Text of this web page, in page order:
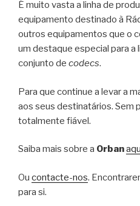
É muito vasta a linha de
equipamento destinado à
outros equipamentos que o
um destaque especial para a
conjunto de codecs.
Para que continue a levar a
aos seus destinatários. Sem
totalmente fiável.
Saiba mais sobre a Orban
Ou contacte-nos.
para si.